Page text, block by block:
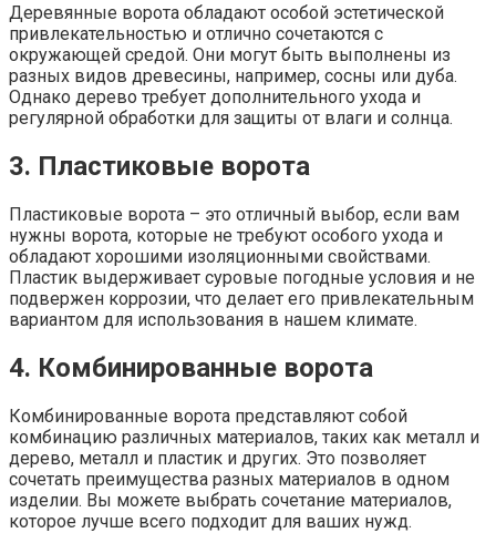
Деревянные ворота обладают особой эстетической
привлекательностью и отлично сочетаются с
окружающей средой. Они могут быть выполнены из
разных видов древесины, например, сосны или дуба.
Однако дерево требует дополнительного ухода и
регулярной обработки для защиты от влаги и солнца.
3. Пластиковые ворота
Пластиковые ворота – это отличный выбор, если вам
нужны ворота, которые не требуют особого ухода и
обладают хорошими изоляционными свойствами.
Пластик выдерживает суровые погодные условия и не
подвержен коррозии, что делает его привлекательным
вариантом для использования в нашем климате.
4. Комбинированные ворота
Комбинированные ворота представляют собой
комбинацию различных материалов, таких как металл и
дерево, металл и пластик и других. Это позволяет
сочетать преимущества разных материалов в одном
изделии. Вы можете выбрать сочетание материалов,
которое лучше всего подходит для ваших нужд.